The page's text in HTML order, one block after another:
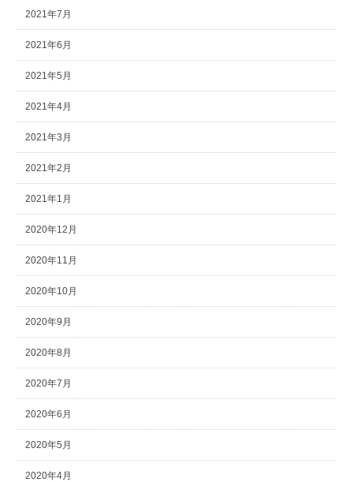
2021年7月
2021年6月
2021年5月
2021年4月
2021年3月
2021年2月
2021年1月
2020年12月
2020年11月
2020年10月
2020年9月
2020年8月
2020年7月
2020年6月
2020年5月
2020年4月